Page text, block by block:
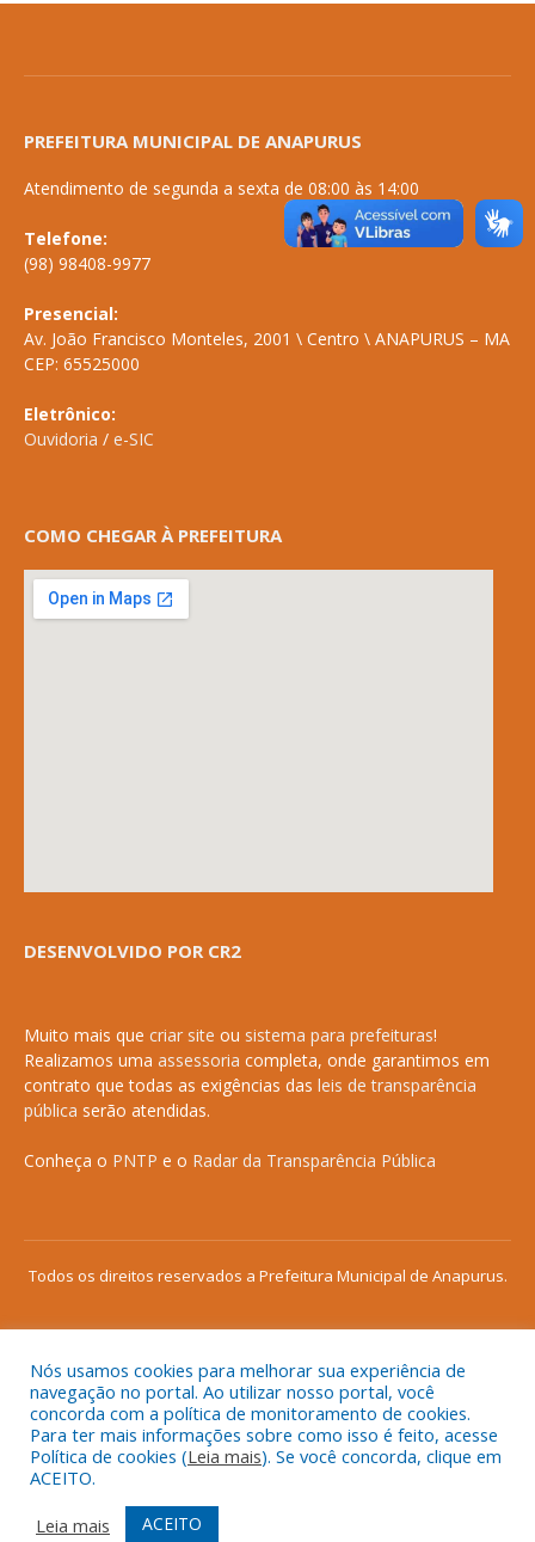
PREFEITURA MUNICIPAL DE ANAPURUS
Atendimento de segunda a sexta de 08:00 às 14:00
Telefone:
(98) 98408-9977
Presencial:
Av. João Francisco Monteles, 2001 \ Centro \ ANAPURUS – MA
CEP: 65525000
Eletrônico:
Ouvidoria / e-SIC
COMO CHEGAR À PREFEITURA
DESENVOLVIDO POR CR2
Muito mais que criar site ou sistema para prefeituras!
Realizamos uma assessoria completa, onde garantimos em
contrato que todas as exigências das leis de transparência
pública serão atendidas.
Conheça o PNTP e o Radar da Transparência Pública
Todos os direitos reservados a Prefeitura Municipal de Anapurus.
Mapa do Site
Acessar Área Administrativa
Acessar o Webmail
Nós usamos cookies para melhorar sua experiência de
navegação no portal. Ao utilizar nosso portal, você
concorda com a política de monitoramento de cookies.
Para ter mais informações sobre como isso é feito, acesse
Política de cookies (Leia mais). Se você concorda, clique em
ACEITO.
Leia mais
ACEITO